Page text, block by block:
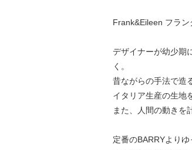
Frank&Eileen フラ
デザイナーが幼少期
く。
昔ながらの手法で造
イタリア生産の生地
また、人間の動きを
定番のBARRYより